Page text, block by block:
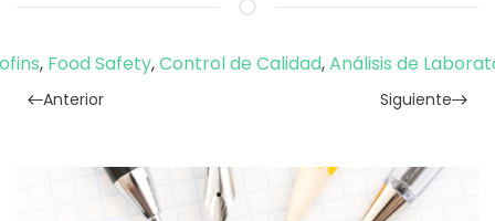
, Food Safety,Control de Calidad,Análisis de
Anterior Siguiente